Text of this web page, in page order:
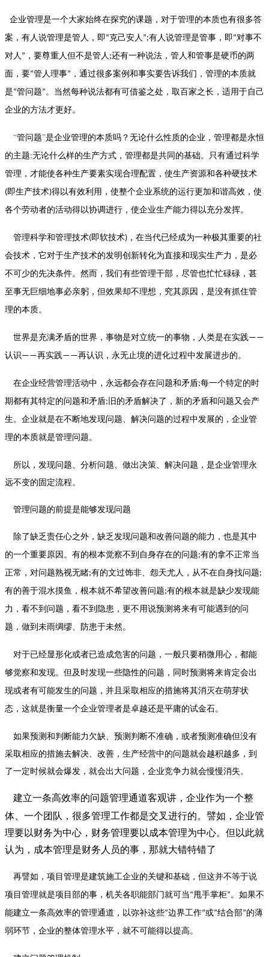
企业管理是一个大家始终在探究的课题，对于管理的本质也有很多答
案，有人说管理是管人，即“克己安人 ”;有人说管理是管事，即“对事不
对人 ” ，要尊重人但不是管人 ;还有一种说法，管人和管事是硬币的两
面，要“管人理事” ，通过很多案例和事实要告诉我们，管理的本质就
是“管问题” 。当然每种说法都有可借鉴之处，取百家之长，适用于自己
企业的方法才更好。
“管问题”是企业管理的本质吗？ 无论什么性质的企业，管理都是永恒
的主题;无论什么样的生产方式，管理都是共同的基础。只有通过科学
管理，才能使各种生产要素实现合理配置，使生产资源和各种硬技术
( 即生产技术)得以有效利用，使整个企业系统的运行更加和谐高效，使
各个劳动者的活动得以协调进行，使企业生产能力得以充分发挥。
管理科学和管理技术( 即软技术) ，在当代已经成为一种极其重要的社
会技术，它对于生产技术的发明创新转化为直接和现实生产力，是必
不可少的先决条件。然而，我们有些管理干部，尽管也忙忙碌碌，甚
至事无巨细地事必亲躬，但效果却不理想，究其原因，是没有抓住管
理的本质。
世界是充满矛盾的世界，事物是对立统一的事物，人类是在实践——
认识——再实践——再认识，永无止境的进化过程中发展进步的。
在企业经营管理活动中，永远都会存在问题和矛盾;每一个特定的时
期都有其特定的问题和矛盾; 旧的矛盾解决了，新的矛盾和问题又会产
生。企业就是在不断地发现问题、解决问题的过程中发展的，企业管
理的本质就是管理问题。
所以，发现问题、分析问题、做出决策、解决问题，是企业管理永
远不变的固定流程。
管理问题的前提是能够发现问题
除了缺乏责任心之外，缺乏发现问题和改善问题的能力，也是其中
的一个重要原因。有的根本觉察不到自身存在的问题;有的拿不正常当
正常，对问题熟视无睹;有的文过饰非、怨天尤人，从不在自身找问题;
有的善于混水摸鱼，根本就不希望改善问题;有的根本就是缺少发现能
力，看不到问题，看不到隐患，更不用说预测将来有可能遇到的问
题，做到未雨绸缪、防患于未然。
对于已经显形化或者已造成危害的问题，一般只要稍微用心，都能
够觉察和发现。但及时发现一些隐性的问题，同时预测将来肯定会出
现或者有可能发生的问题，并且采取相应的措施将其消灭在萌芽状
态，这就是衡量一个企业管理者是卓越还是平庸的试金石。
如果预测和判断能力欠缺、预测判断不准确，或者预测准确但没有
采取相应的措施去解决、改善，生产经营中的问题就会越积越多，到
了一定时候就会爆发，就会出大问题，企业竞争力就会慢慢消失。
建立一条高效率的问题管理通道客观讲，企业作为一个整
体、一个团队，很多管理工作都是交叉进行的。譬如，企业管
理要以财务为中心，财务管理要以成本管理为中心。但以此就
认为，成本管理是财务人员的事，那就大错特错了
再譬如，项目管理是建筑施工企业的关键和基础，但这并不等于说
项目管理就是项目部的事，机关各职能部门就可当 “ 甩手掌柜” 。如果不
能建立一条高效率的管理通道，以弥补这些“边界工作”或“结合部”的薄
弱环节，企业的整体管理水平，就不可能得以提高。